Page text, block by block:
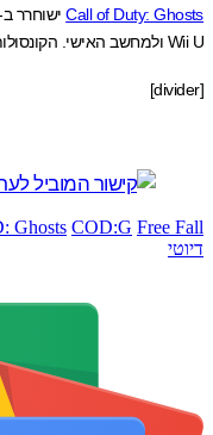
Call of Duty:
COD: Ghosts COD:G